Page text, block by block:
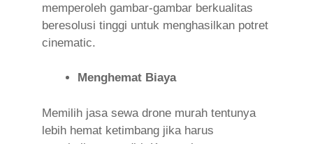
memperoleh gambar-gambar berkualitas
beresolusi tinggi untuk menghasilkan potret
cinematic.
Menghemat Biaya
Memilih jasa sewa drone murah tentunya
lebih hemat ketimbang jika harus